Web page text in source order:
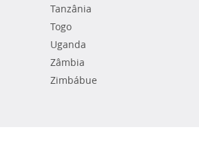
Tanzânia
Togo
Uganda
Zâmbia
Zimbábue